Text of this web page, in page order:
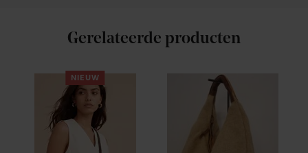
Gerelateerde producten
NIEUW